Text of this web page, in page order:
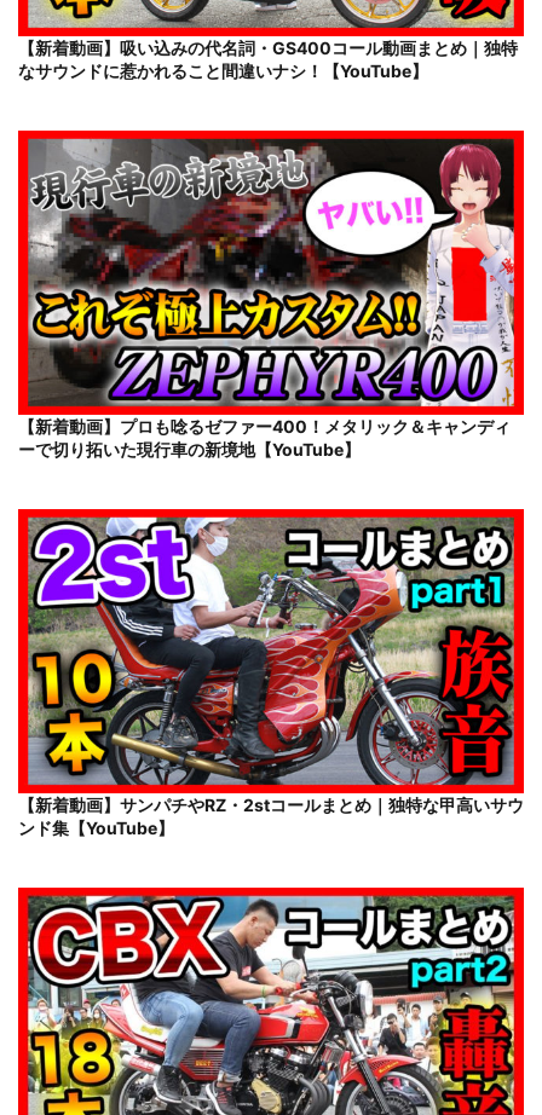
【新着動画】吸い込みの代名詞・GS400コール動画まとめ｜独特
なサウンドに惹かれること間違いナシ！【YouTube】
【新着動画】プロも唸るゼファー400！メタリック＆キャンディ
ーで切り拓いた現行車の新境地【YouTube】
【新着動画】サンパチやRZ・2stコールまとめ｜独特な甲高いサウ
ンド集【YouTube】